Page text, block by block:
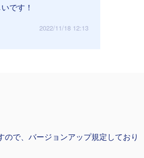
です！
2022/11/18 12:13
で、バージョンアップ規定しており